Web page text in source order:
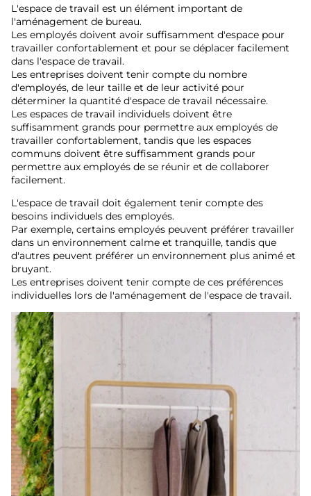
L'espace de travail est un élément important de
l'aménagement de bureau.
Les employés doivent avoir suffisamment d'espace pour
travailler confortablement et pour se déplacer facilement
dans l'espace de travail.
Les entreprises doivent tenir compte du nombre
d'employés, de leur taille et de leur activité pour
déterminer la quantité d'espace de travail nécessaire.
Les espaces de travail individuels doivent être
suffisamment grands pour permettre aux employés de
travailler confortablement, tandis que les espaces
communs doivent être suffisamment grands pour
permettre aux employés de se réunir et de collaborer
facilement.
L'espace de travail doit également tenir compte des
besoins individuels des employés.
Par exemple, certains employés peuvent préférer travailler
dans un environnement calme et tranquille, tandis que
d'autres peuvent préférer un environnement plus animé et
bruyant.
Les entreprises doivent tenir compte de ces préférences
individuelles lors de l'aménagement de l'espace de travail.